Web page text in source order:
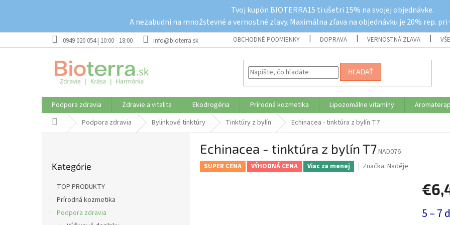
Tvoj kupón BIOTERRA15 ti ušetri 15% na svojej objednávke.
A nezabudni na množstevné a vernostné zľavy. Maximálna zľava na objednávku je 20% rep. pri
0949 020 054 | 10:00 - 18:00 info@bioterra.sk OBCHODNÉ PODMIENKY DOPRAVA VERNOSTNÁ ZĽAVA
HĽADAŤ
Podpora zdravia Zdravie a vitalita Ekodrogéria Prírodná kozmetika Lipozomálne vitamíny
DomovPodpora zdravia Bylinkové tinktúry Tinktúry z bylín Echinacea - tinktúra z bylín T7
kategórie
Kategórie
TOP PRODUKTY
Prírodná kozmetika
Podpora zdravia
Echinacea - tinktúra z bylín T7NAD076
SUPER CENA VÝHODNÁ CENA Viac za menej Značka: Naděje
cena:
5 – 7